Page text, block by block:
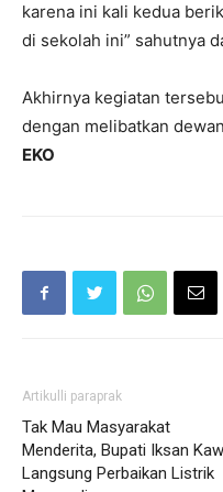
karena ini kali kedua
di sekolah ini” sahutnya
Akhirnya kegiatan
dengan melibatkan
EKO
Artikulli paraprak
Tak Mau Masyarakat
Menderita, Bupati Iksan
Langsung Perbaikan Listrik